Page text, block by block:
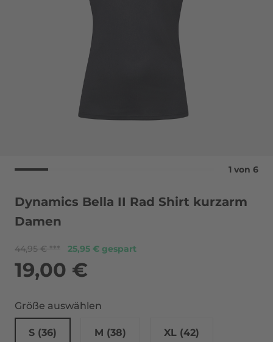
1 von 6
Dynamics Bella II Rad Shirt kurzarm
Damen
44,95 € 25,95 € gespart
19,00 €
Größe auswählen
S (36) M (38) XL (42)